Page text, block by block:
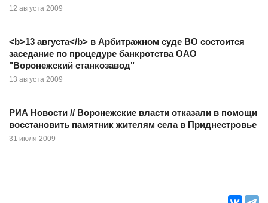
12 августа 2009
<b>13 августа</b> в Арбитражном суде ВО состоится
заседание по процедуре банкротства ОАО
"Воронежский станкозавод"
13 августа 2009
РИА Новости // Воронежские власти отказали в помощи
восстановить памятник жителям села в Приднестровье
31 июля 2009